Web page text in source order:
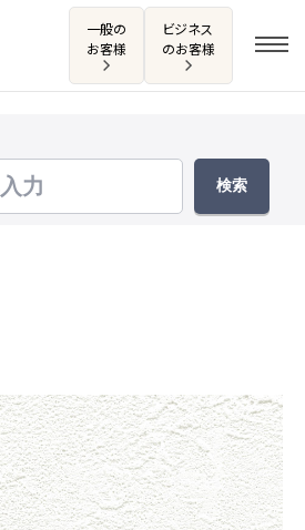
一般の
お客様
ビジネス
のお客様